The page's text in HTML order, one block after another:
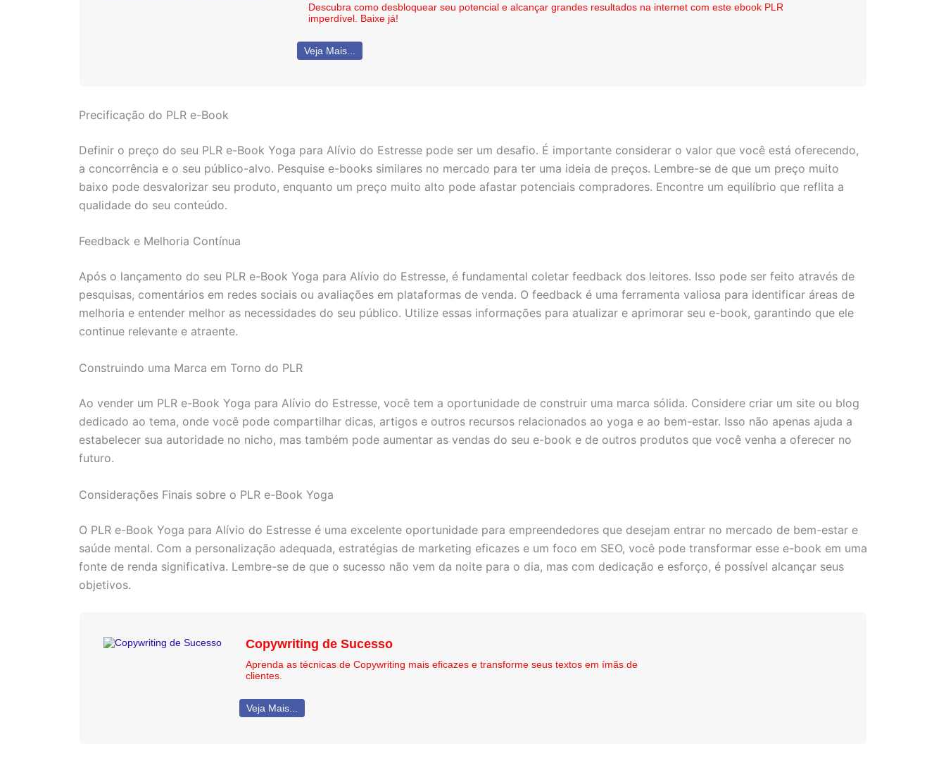
Descubra como desbloquear seu potencial e alcançar grandes resultados na internet com este ebook PLR
imperdível. Baixe já!
Veja Mais...
Precificação do PLR e-Book
Definir o preço do seu PLR e-Book Yoga para Alívio do Estresse pode ser um desafio. É importante considerar o valor que você está oferecendo,
a concorrência e o seu público-alvo. Pesquise e-books similares no mercado para ter uma ideia de preços. Lembre-se de que um preço muito
baixo pode desvalorizar seu produto, enquanto um preço muito alto pode afastar potenciais compradores. Encontre um equilíbrio que reflita a
qualidade do seu conteúdo.
Feedback e Melhoria Contínua
Após o lançamento do seu PLR e-Book Yoga para Alívio do Estresse, é fundamental coletar feedback dos leitores. Isso pode ser feito através de
pesquisas, comentários em redes sociais ou avaliações em plataformas de venda. O feedback é uma ferramenta valiosa para identificar áreas de
melhoria e entender melhor as necessidades do seu público. Utilize essas informações para atualizar e aprimorar seu e-book, garantindo que ele
continue relevante e atraente.
Construindo uma Marca em Torno do PLR
Ao vender um PLR e-Book Yoga para Alívio do Estresse, você tem a oportunidade de construir uma marca sólida. Considere criar um site ou blog
dedicado ao tema, onde você pode compartilhar dicas, artigos e outros recursos relacionados ao yoga e ao bem-estar. Isso não apenas ajuda a
estabelecer sua autoridade no nicho, mas também pode aumentar as vendas do seu e-book e de outros produtos que você venha a oferecer no
futuro.
Considerações Finais sobre o PLR e-Book Yoga
O PLR e-Book Yoga para Alívio do Estresse é uma excelente oportunidade para empreendedores que desejam entrar no mercado de bem-estar e
saúde mental. Com a personalização adequada, estratégias de marketing eficazes e um foco em SEO, você pode transformar esse e-book em uma
fonte de renda significativa. Lembre-se de que o sucesso não vem da noite para o dia, mas com dedicação e esforço, é possível alcançar seus
objetivos.
Copywriting de Sucesso
Aprenda as técnicas de Copywriting mais eficazes e transforme seus textos em ímãs de
clientes.
Veja Mais...